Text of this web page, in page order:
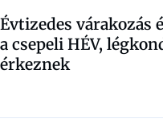
Évtizedes várakozás
a csepeli HÉV,
érkeznek